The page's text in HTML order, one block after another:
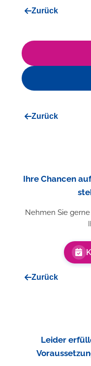
Zurück
Zurück
Ihre Chancen
Nehmen Sie
Zurück
Leider